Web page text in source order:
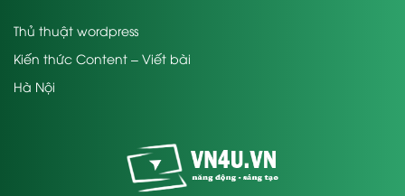
nguyện vọng, tư vấn quản trị quản lý web, chế độ bảo hành,
bảo trì, nâng cấp web nhanh, hiệu quả.
Vậy, hãy để chúng tôi hỗ trợ Doanh nghiệp về
Thủ thuật wordpress
Kiến thức Content – Viết bài
Hà Nội